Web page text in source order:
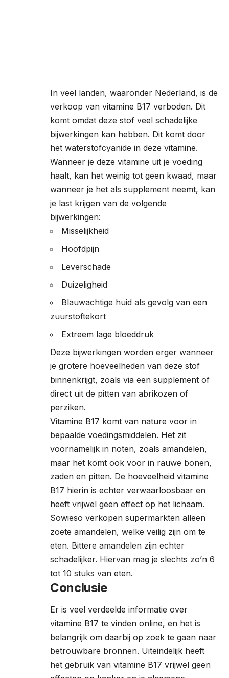
In veel landen, waaronder Nederland, is de
verkoop van vitamine B17 verboden. Dit
komt omdat deze stof veel schadelijke
bijwerkingen kan hebben. Dit komt door
het waterstofcyanide in deze vitamine.
Wanneer je deze vitamine uit je voeding
haalt, kan het weinig tot geen kwaad, maar
wanneer je het als supplement neemt, kan
je last krijgen van de volgende
bijwerkingen:
Misselijkheid
Hoofdpijn
Leverschade
Duizeligheid
Blauwachtige huid als gevolg van een
zuurstoftekort
Extreem lage bloeddruk
Deze bijwerkingen worden erger wanneer
je grotere hoeveelheden van deze stof
binnenkrijgt, zoals via een supplement of
direct uit de pitten van abrikozen of
perziken.
Vitamine B17 komt van nature voor in
bepaalde voedingsmiddelen. Het zit
voornamelijk in noten, zoals amandelen,
maar het komt ook voor in rauwe bonen,
zaden en pitten. De hoeveelheid vitamine
B17 hierin is echter verwaarloosbaar en
heeft vrijwel geen effect op het lichaam.
Sowieso verkopen supermarkten alleen
zoete amandelen, welke veilig zijn om te
eten. Bittere amandelen zijn echter
schadelijker. Hiervan mag je slechts zo’n 6
tot 10 stuks van eten.
Conclusie
Er is veel verdeelde informatie over
vitamine B17 te vinden online, en het is
belangrijk om daarbij op zoek te gaan naar
betrouwbare bronnen. Uiteindelijk heeft
het gebruik van vitamine B17 vrijwel geen